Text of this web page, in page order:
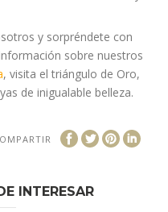
y sorpréndete con
sobre nuestros
, visita el triángulo de Oro,
de inigualable belleza.
INTERESAR